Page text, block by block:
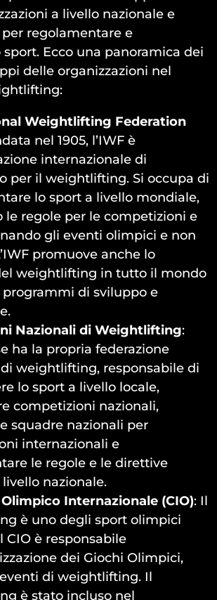
a livello nazionale e
regolamentare e
Ecco una panoramica dei
delle organizzazioni nel
Weightlifting Federation
nel 1905, l’IWF è
internazionale di
per il weightlifting. Si occupa di
lo sport a livello mondiale,
le regole per le competizioni e
gli eventi olimpici e non
promuove anche lo
weightlifting in tutto il mondo
programmi di sviluppo e
Nazionali di Weightlifting:
ha la propria federazione
weightlifting, responsabile di
lo sport a livello locale,
competizioni nazionali,
squadre nazionali per
internazionali e
le regole e le direttive
livello nazionale.
Internazionale (CIO): Il
è uno degli sport olimpici
CIO è responsabile
dei Giochi Olimpici,
di weightlifting. Il
è stato incluso nel